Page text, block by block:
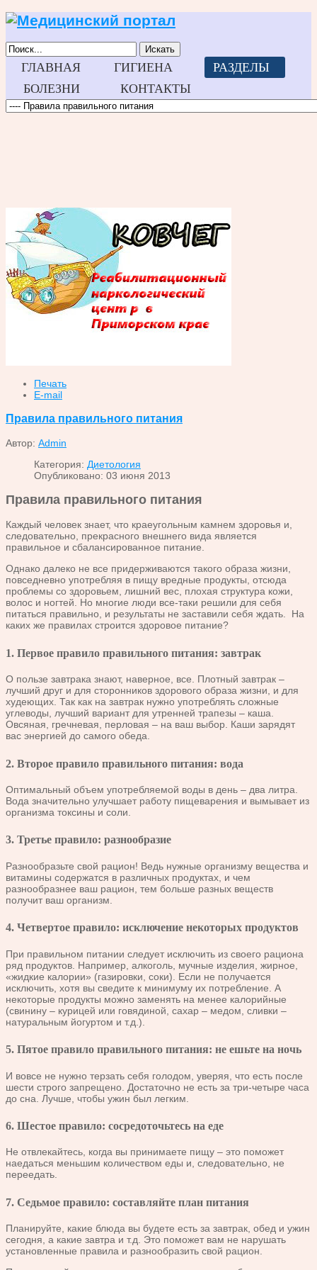
Искать
ГЛАВНАЯ ГИГИЕНА
РАЗДЕЛЫ
БОЛЕЗНИ
КОНТАКТЫ
Печать
E-mail
Правила правильного питания
Автор: Admin
Категория: Диетология
Опубликовано: 03 июня 2013
Правила правильного питания
Каждый человек знает, что краеугольным камнем здоровья и,
следовательно, прекрасного внешнего вида является
правильное и сбалансированное питание.
Однако далеко не все придерживаются такого образа жизни,
повседневно употребляя в пищу вредные продукты, отсюда
проблемы со здоровьем, лишний вес, плохая структура кожи,
волос и ногтей. Но многие люди все-таки решили для себя
питаться правильно, и результаты не заставили себя ждать. На
каких же правилах строится здоровое питание?
1. Первое правило правильного питания: завтрак
О пользе завтрака знают, наверное, все. Плотный завтрак –
лучший друг и для сторонников здорового образа жизни, и для
худеющих. Так как на завтрак нужно употреблять сложные
углеводы, лучший вариант для утренней трапезы – каша.
Овсяная, гречневая, перловая – на ваш выбор. Каши зарядят
вас энергией до самого обеда.
2. Второе правило правильного питания: вода
Оптимальный объем употребляемой воды в день – два литра.
Вода значительно улучшает работу пищеварения и вымывает из
организма токсины и соли.
3. Третье правило: разнообразие
Разнообразьте свой рацион! Ведь нужные организму вещества и
витамины содержатся в различных продуктах, и чем
разнообразнее ваш рацион, тем больше разных веществ
получит ваш организм.
4. Четвертое правило: исключение некоторых продуктов
При правильном питании следует исключить из своего рациона
ряд продуктов. Например, алкоголь, мучные изделия, жирное,
«жидкие калории» (газировки, соки). Если не получается
исключить, хотя вы сведите к минимуму их потребление. А
некоторые продукты можно заменять на менее калорийные
(свинину – курицей или говядиной, сахар – медом, сливки –
натуральным йогуртом и т.д.).
5. Пятое правило правильного питания: не ешьте на ночь
И вовсе не нужно терзать себя голодом, уверяя, что есть после
шести строго запрещено. Достаточно не есть за три-четыре часа
до сна. Лучше, чтобы ужин был легким.
6. Шестое правило: сосредоточьтесь на еде
Не отвлекайтесь, когда вы принимаете пищу – это поможет
наедаться меньшим количеством еды и, следовательно, не
переедать.
7. Седьмое правило: составляйте план питания
Планируйте, какие блюда вы будете есть за завтрак, обед и ужин
сегодня, а какие завтра и т.д. Это поможет вам не нарушать
установленные правила и разнообразить свой рацион.